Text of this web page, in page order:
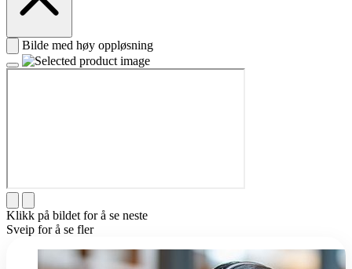
Bilde med høy oppløsning
Klikk på bildet for å se neste
Sveip for å se fler